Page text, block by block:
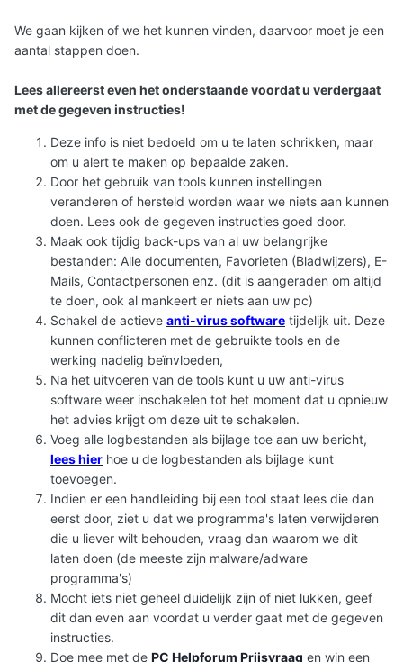
We gaan kijken of we het kunnen vinden, daarvoor moet je een
aantal stappen doen.
Lees allereerst even het onderstaande voordat u verdergaat
met de gegeven instructies!
Deze info is niet bedoeld om u te laten schrikken, maar
om u alert te maken op bepaalde zaken.
Door het gebruik van tools kunnen instellingen
veranderen of hersteld worden waar we niets aan kunnen
doen. Lees ook de gegeven instructies goed door.
Maak ook tijdig back-ups van al uw belangrijke
bestanden: Alle documenten, Favorieten (Bladwijzers), E-
Mails, Contactpersonen enz. (dit is aangeraden om altijd
te doen, ook al mankeert er niets aan uw pc)
Schakel de actieve anti-virus software tijdelijk uit. Deze
kunnen conflicteren met de gebruikte tools en de
werking nadelig beïnvloeden,
Na het uitvoeren van de tools kunt u uw anti-virus
software weer inschakelen tot het moment dat u opnieuw
het advies krijgt om deze uit te schakelen.
Voeg alle logbestanden als bijlage toe aan uw bericht,
lees hier hoe u de logbestanden als bijlage kunt
toevoegen.
Indien er een handleiding bij een tool staat lees die dan
eerst door, ziet u dat we programma's laten verwijderen
die u liever wilt behouden, vraag dan waarom we dit
laten doen (de meeste zijn malware/adware
programma's)
Mocht iets niet geheel duidelijk zijn of niet lukken, geef
dit dan even aan voordat u verder gaat met de gegeven
instructies.
Doe mee met de PC Helpforum Prijsvraag en win een